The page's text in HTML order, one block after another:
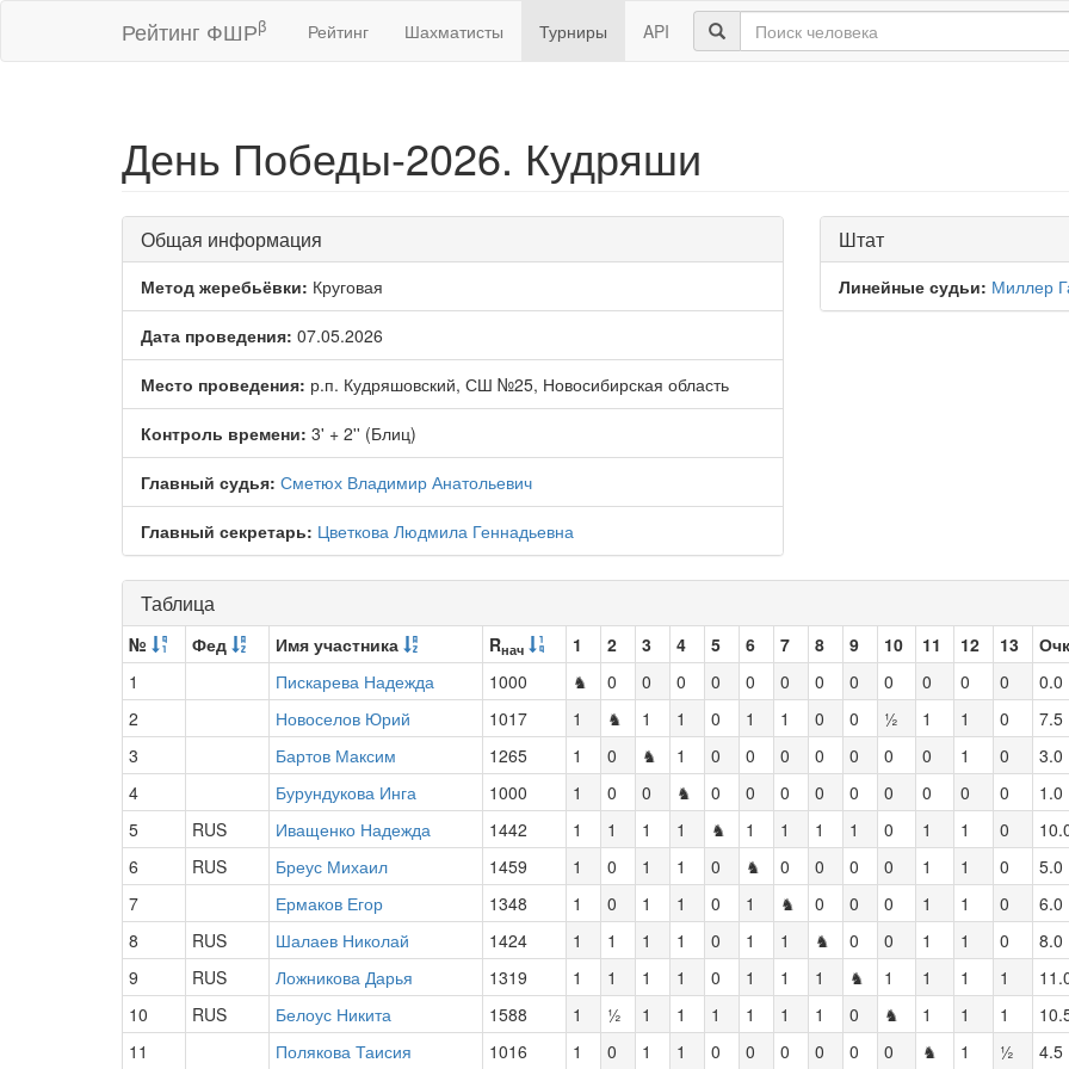
Рейтинг ФШРβ Рейтинг Шахматисты Турниры API
День Победы-2026. Кудряши
Общая информация
Метод жеребьёвки: Круговая
Дата проведения: 07.05.2026
Место проведения: р.п. Кудряшовский, СШ №25, Новосибирская область
Контроль времени: 3' + 2'' (Блиц)
Главный судья: Сметюх Владимир Анатольевич
Главный секретарь: Цветкова Людмила Геннадьевна
Штат
Линейные судьи: Миллер
Таблица
№ Фед Имя участника Rнач 1 2 3 4 5 6 7 8 9 10 11 12 13
1
Пискарева Надежда 1000 ♞ 0 0 0 0 0 0 0 0 0 0 0 0 0.0
2
Новоселов Юрий 1017 1 ♞ 1 1 0 1 1 0 0 ½ 1 1 0 7.5
3
Бартов Максим 1265 1 0 ♞ 1 0 0 0 0 0 0 0 1 0 3.0
4
Бурундукова Инга 1000 1 0 0 ♞ 0 0 0 0 0 0 0 0 0 1.0
5
RUS Иващенко Надежда 1442 1 1 1 1 ♞ 1 1 1 1 0 1 1 0
6
RUS Бреус Михаил 1459 1 0 1 1 0 ♞ 0 0 0 0 1 1 0 5.0
7
Ермаков Егор 1348 1 0 1 1 0 1 ♞ 0 0 0 1 1 0 6.0
8
RUS Шалаев Николай 1424 1 1 1 1 0 1 1 ♞ 0 0 1 1 0 8.0
9
RUS Ложникова Дарья 1319 1 1 1 1 0 1 1 1 ♞ 1 1 1 1
10
RUS Белоус Никита 1588 1 ½ 1 1 1 1 1 1 0 ♞ 1 1 1
11
Полякова Таисия 1016 1 0 1 1 0 0 0 0 0 0 ♞ 1 ½ 4.5